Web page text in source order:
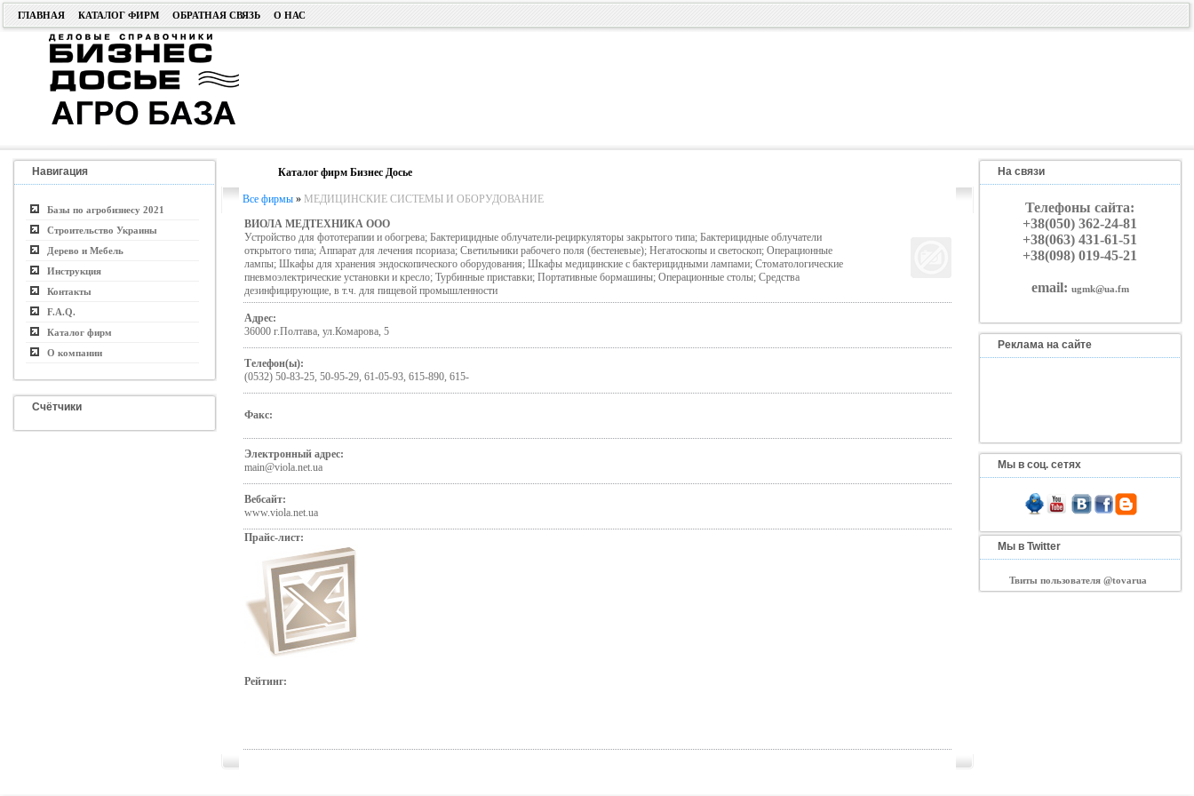
ГЛАВНАЯ КАТАЛОГ ФИРМ ОБРАТНАЯ СВЯЗЬ О НАС
Навигация
Базы по агробизнесу 2021
Строительство Украины
Дерево и Мебель
Инструкция
Контакты
F.A.Q.
Каталог фирм
О компании
Счётчики
Каталог фирм Бизнес Досье
Все фирмы» МЕДИЦИНСКИЕ СИСТЕМЫ И ОБОРУДОВАНИЕ
ВИОЛА МЕДТЕХНИКА ООО
Устройство для фототерапии и обогрева; Бактерицидные облучатели-рециркуляторы закрытого типа; Бактерицидные облучатели
открытого типа; Аппарат для лечения псориаза; Светильники рабочего поля (бестеневые); Негатоскопы и светоскоп; Операционные
лампы; Шкафы для хранения эндоскопического оборудования; Шкафы медицинские с бактерицидными лампами; Стоматологические
пневмоэлектрические установки и кресло; Турбинные приставки; Портативные бормашины; Операционные столы; Средства
дезинфицирующие, в т.ч. для пищевой промышленности
Адрес:
36000 г.Полтава, ул.Комарова, 5
Телефон(ы):
(0532) 50-83-25, 50-95-29, 61-05-93, 615-890, 615-
Факс:
Электронный адрес:
main@viola.net.ua
Вебсайт:
www.viola.net.ua
Прайс-лист:
Рейтинг:
На связи
Телефоны сайта:
+38(050) 362-24-81
+38(063) 431-61-51
+38(098) 019-45-21
email: ugmk@ua.fm
Реклама на сайте
Мы в соц. сетях
Мы в Twitter
Твиты пользователя @tovarua